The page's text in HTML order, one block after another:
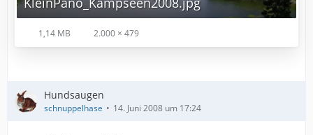
1,14 MB 2.000 × 479
Hundsaugen
schnuppelhase 14. Juni 2008 um 17:24